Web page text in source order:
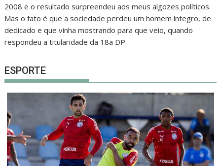
2008 e o resultado surpreendeu aos meus algozes políticos.
Mas o fato é que a sociedade perdeu um homem íntegro, de
dedicado e que vinha mostrando para que veio, quando
respondeu a titularidade da 18a DP.
ESPORTE